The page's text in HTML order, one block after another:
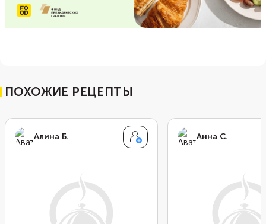
ПОХОЖИЕ РЕЦЕПТЫ
Алина Б. Анна С.